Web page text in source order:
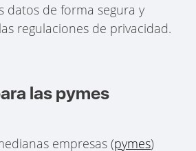
datos de forma segura y
regulaciones de privacidad.
las pymes
empresas (pymes)